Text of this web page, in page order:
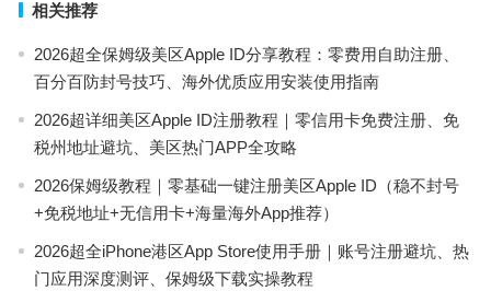
相关推荐
2026超全保姆级美区Apple ID分享教程：零费用自助注册、
百分百防封号技巧、海外优质应用安装使用指南
2026超详细美区Apple ID注册教程｜零信用卡免费注册、免
税州地址避坑、美区热门APP全攻略
2026保姆级教程｜零基础一键注册美区Apple ID（稳不封号
+免税地址+无信用卡+海量海外App推荐）
2026超全iPhone港区App Store使用手册｜账号注册避坑、热
门应用深度测评、保姆级下载实操教程